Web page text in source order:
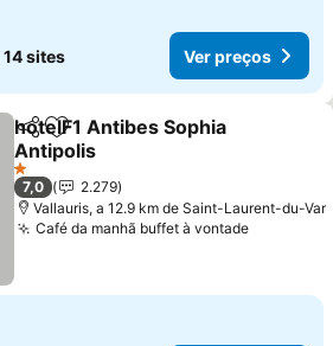
14 sites Ver preços
PartilharAdicionar aos favoritos
hotelF1 Antibes Sophia
Antipolis
1 Estrelas
7,0
2.279
Vallauris, a 12.9 km de Saint-Laurent-du-Var
Café da manhã buffet à vontade